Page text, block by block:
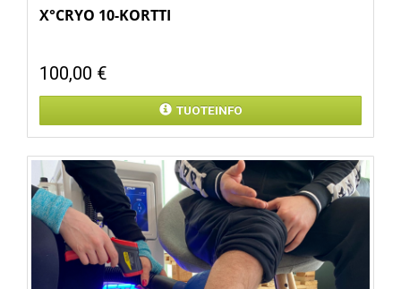
X°CRYO 10-KORTTI
100,00 €
TUOTEINFO